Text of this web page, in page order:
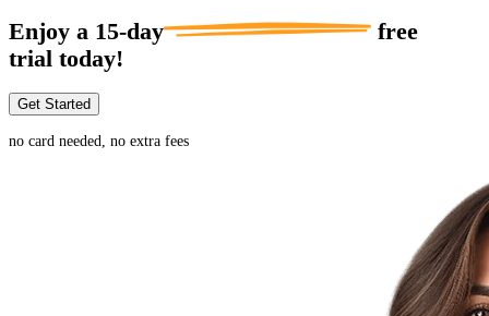
Enjoy a 15-day
free
trial today!
Get Started
no card needed, no extra fees